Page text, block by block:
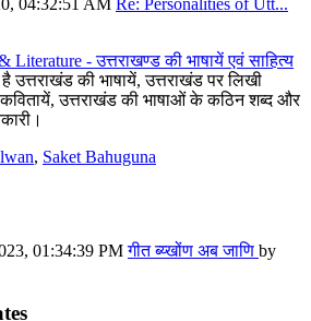
04:32:51 AM Re: Personalities of Utt...
- उत्तराखण्ड की भाषायें एवं साहित्य
की भाषायें, उत्तराखंड पर लिखी
कवितायें, उत्तराखंड की भाषाओं के कठिन शब्द और
, Saket Bahuguna
01:34:39 PMगीत ब्य्खोंण अब जाणि by